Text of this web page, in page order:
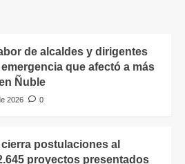
de alcaldes y dirigentes
que afectó a más
Ñuble
2026
0
postulaciones al
proyectos presentados